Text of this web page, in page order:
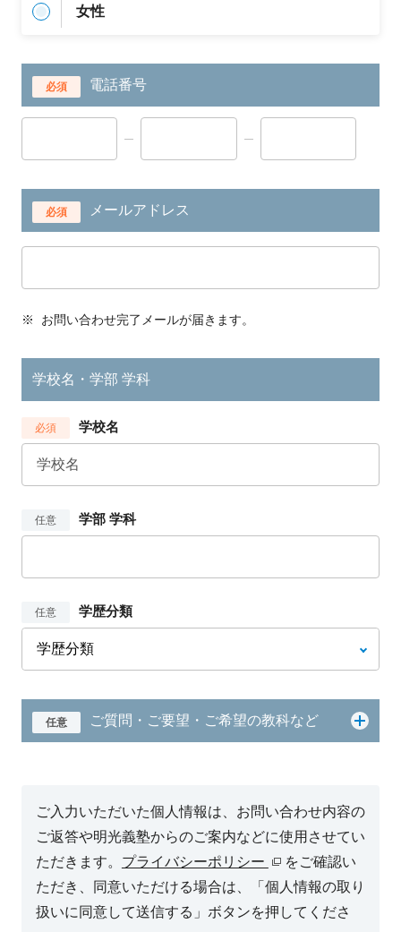
女性
必須 電話番号
必須 メールアドレス
※ お問い合わせ完了メールが届きます。
学校名・学部 学科
必須 学校名
任意 学部 学科
任意 学歴分類
任意 ご質問・ご要望・ご希望の教科など
ご入力いただいた個人情報は、お問い合わせ内容の
ご返答や明光義塾からのご案内などに使用させてい
ただきます。 プライバシーポリシー
をご確認い
ただき、同意いただける場合は、「個人情報の取り
扱いに同意して送信する」ボタンを押してくださ